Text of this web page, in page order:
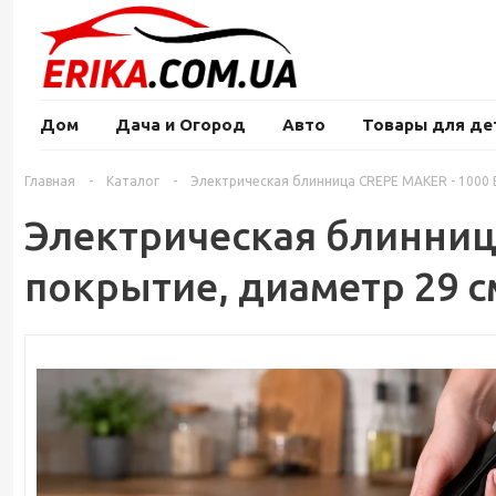
Дом Дача и Огород Авто Товары для
Главная - Каталог - Электрическая блинница CREPE MAKER -
Электрическая
покрытие, диаметр 29